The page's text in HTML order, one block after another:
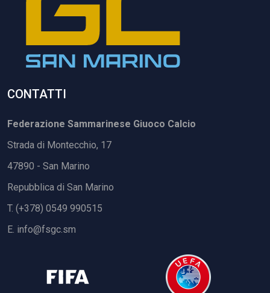
CONTATTI
Federazione Sammarinese Giuoco Calcio
Strada di Montecchio, 17
47890 - San Marino
Repubblica di San Marino
T. (+378) 0549 990515
E. info@fsgc.sm